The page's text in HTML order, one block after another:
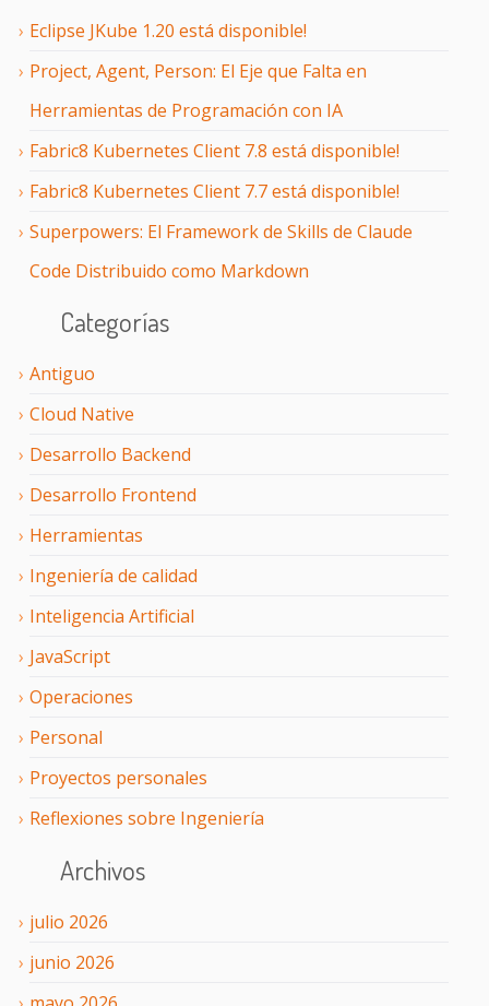
Eclipse JKube 1.20 está disponible!
Project, Agent, Person: El Eje que Falta en
Herramientas de Programación con IA
Fabric8 Kubernetes Client 7.8 está disponible!
Fabric8 Kubernetes Client 7.7 está disponible!
Superpowers: El Framework de Skills de Claude
Code Distribuido como Markdown
Categorías
Antiguo
Cloud Native
Desarrollo Backend
Desarrollo Frontend
Herramientas
Ingeniería de calidad
Inteligencia Artificial
JavaScript
Operaciones
Personal
Proyectos personales
Reflexiones sobre Ingeniería
Archivos
julio 2026
junio 2026